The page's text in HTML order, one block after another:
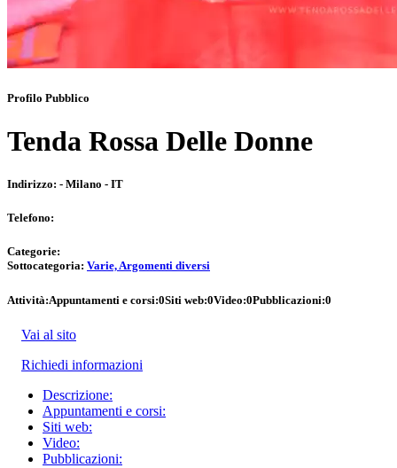
Profilo Pubblico
Tenda Rossa Delle Donne
Indirizzo: - Milano - IT
Telefono:
Categorie:
Sottocategoria: Varie, Argomenti diversi
Attività:Appuntamenti e corsi:0Siti web:0Video:0Pubblicazioni:0
Vai al sito
Richiedi informazioni
Descrizione:
Appuntamenti e corsi:
Siti web:
Video:
Pubblicazioni: